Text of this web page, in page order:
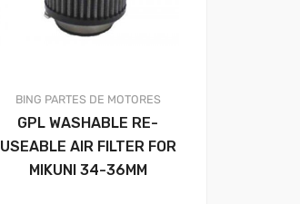
BING PARTES DE MOTORES
GPL WASHABLE RE-
USEABLE AIR FILTER FOR
MIKUNI 34-36MM